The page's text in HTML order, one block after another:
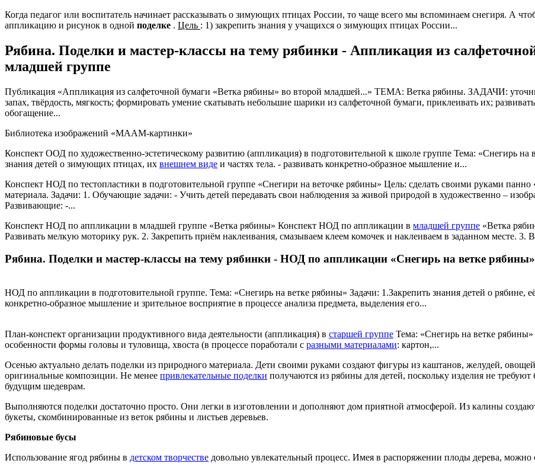
Когда педагог или воспитатель начинает рассказывать о зимующих птицах России, то чаще всего мы вспоминаем снегиря. А
аппликацию и рисунок в одной поделке . Цель : 1) закрепить знания у учащихся о зимующих птицах России...
Рябина. Поделки и мастер-классы на тему рябинки - Аппликация из
младшей группе
Публикация «Аппликация из салфеточной бумаги «Ветка рябины» во второй младшей...» ТЕМА: Ветка рябины. ЗАДАЧИ:
запах, твёрдость, мягкость; формировать умение скатывать небольшие шарики из салфеточной бумаги, приклеивать их;
обогащение...
Библиотека изображений «МААМ-картинки»
Конспект ООД по художественно-эстетическому развитию (аппликация) в подготовительной к школе группе Тема: «Снегирь
знания детей о зимующих птицах, их внешнем виде и частях тела. - развивать конкретно-образное мышление и...
Конспект НОД по тестопластики в подготовительной группе «Снегири на веточке рябины» Цель: сделать своими руками панно
материала. Задачи: 1. Обучающие задачи: - Учить детей передавать свои наблюдения за живой природой в художественно –
Развивающие: -...
Конспект НОД по аппликации в младшей группе «Ветка рябины» Конспект НОД по аппликации в младшей группе «Ветка
Развивать мелкую моторику рук. 2. Закрепить приём наклеивания, смазываем клеем комочек и наклеиваем в заданном месте.
Рябина. Поделки и мастер-классы на тему рябинки - НОД по аппликации «Снегирь на ветке рябины»
НОД по аппликации в подготовительной группе. Тема: «Снегирь на ветке рябины» Задачи: 1.Закрепить знания детей о рябине,
конкретно-образное мышление и зрительное восприятие в процессе анализа предмета, выделения его...
План-конспект организации продуктивного вида деятельности (аппликация) в старшей группе Тема: «Снегирь на ветке рябины»
особенности формы головы и туловища, хвоста (в процессе поработали с разными материалами: картон,...
Осенью актуально делать поделки из природного материала. Дети своими руками создают фигуры из каштанов, желудей,
оригинальные композиции. Не менее привлекательные поделки получаются из рябины для детей, поскольку изделия не
будущим шедеврам.
Выполняются поделки достаточно просто. Они легки в изготовлении и дополняют дом приятной атмосферой. Из калины
букеты, скомбинированные из веток рябины и листьев деревьев.
Рябиновые бусы
Использование ягод рябины в детском творчестве довольно увлекательный процесс. Имея в распоряжении плоды дерева, можно